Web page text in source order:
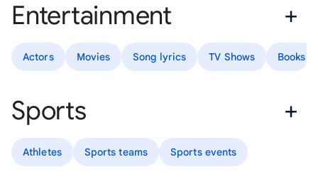
Entertainment
Actors Movies Song lyrics TV Shows Books
Sports
Athletes Sports teams Sports events